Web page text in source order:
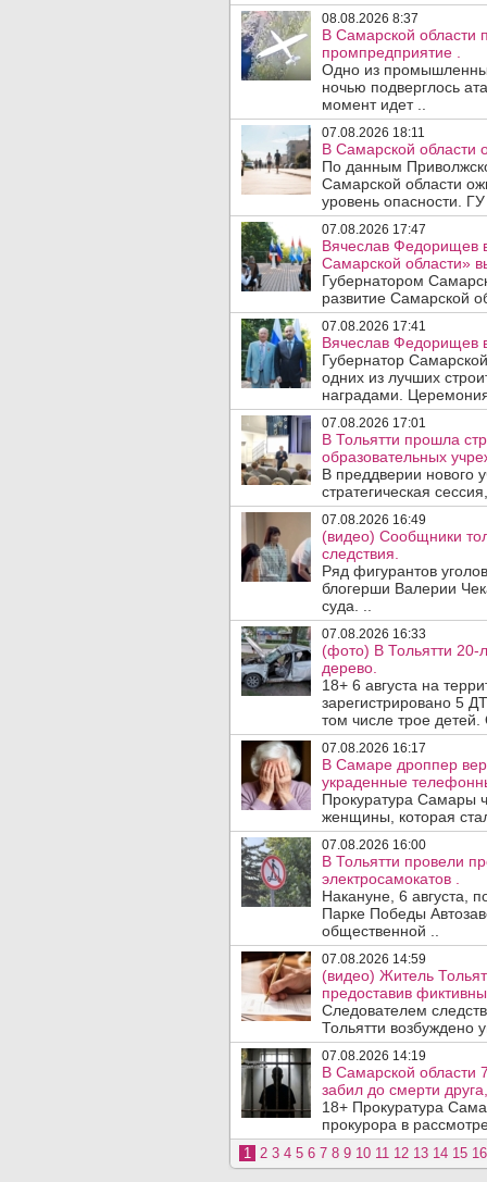
08.08.2026 8:37
В Самарской области
промпредприятие .
Одно из
ночью подверглось
момент идет ..
07.08.2026 18:11
В Самарской области
По данным
Самарской области
уровень опасности.
07.08.2026 17:47
Вячеслав Федорищев
Самарской области»
Губернатором
развитие Самарской
07.08.2026 17:41
Вячеслав Федорищев
Губернатор
одних из лучших
наградами.
07.08.2026 17:01
В Тольятти прошла
образовательных
В преддверии нового
стратегическая
07.08.2026 16:49
(видео) Сообщники
следствия.
Ряд фигурантов
блогерши Валерии
суда. ..
07.08.2026 16:33
(фото) В Тольятти 20-
дерево.
18+ 6 августа на
зарегистрировано 5
том числе трое
07.08.2026 16:17
В Самаре дроппер
украденные
Прокуратура Самары
женщины, которая
07.08.2026 16:00
В Тольятти провели
электросамокатов .
Накануне, 6 августа,
Парке Победы
общественной ..
07.08.2026 14:59
(видео) Житель
предоставив
Следователем
Тольятти возбуждено
07.08.2026 14:19
В Самарской области
забил до смерти
18+ Прокуратура
прокурора в
1 2 3 4 5 6 7 8 9 10 11 12 13 14 15 16